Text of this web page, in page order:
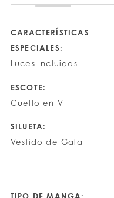
CARACTERÍSTICAS
ESPECIALES:
Luces Incluidas
ESCOTE:
Cuello en V
SILUETA:
Vestido de Gala